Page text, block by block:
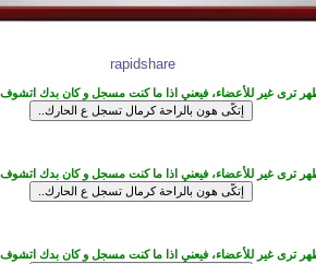
rapidshare
ترى غير للأعضاء، فيعني اذا ما كنت مسجل و كان بدك
ترى غير للأعضاء، فيعني اذا ما كنت مسجل و كان بدك
ترى غير للأعضاء، فيعني اذا ما كنت مسجل و كان بدك